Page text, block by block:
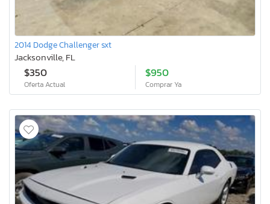
2014 Dodge Challenger sxt
Jacksonville, FL
$350
Oferta Actual
$950
Comprar Ya